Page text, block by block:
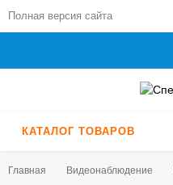
Полная версия сайта
КАТАЛОГ ТОВАРОВ
Главная Видеонаблюдение